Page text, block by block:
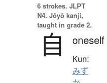
6 strokes. JLPT
N4. Jōyō kanji,
taught in grade 2.
自 oneself
Kun:
みず